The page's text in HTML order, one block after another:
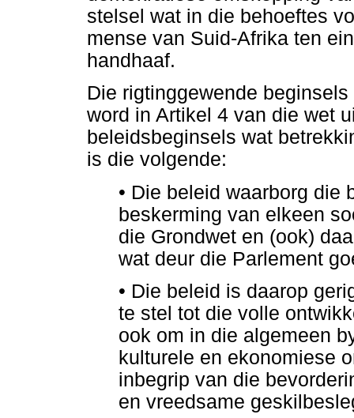
stelsel wat in die behoeftes
mense van Suid-Afrika ten
handhaaf.
Die rigtinggewende
word in Artikel 4 van die wet
beleidsbeginsels wat
is die volgende:
• Die beleid waarborg die
beskerming van elkeen
die Grondwet en (ook)
wat deur die Parlement
• Die beleid is daarop
te stel tot die volle
ook om in die algemeen
kulturele en ekonomiese
inbegrip van die
en vreedsame